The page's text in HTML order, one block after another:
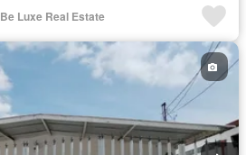
Patio
Luxe Real Estate